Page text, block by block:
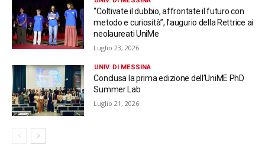
“Coltivate il dubbio, affrontate il futuro con
metodo e curiosità”, l’augurio della Rettrice ai
neolaureati UniMe
Luglio 23, 2026
UNIV. DI MESSINA
Conclusa la prima edizione dell’UniME PhD
Summer Lab
Luglio 21, 2026